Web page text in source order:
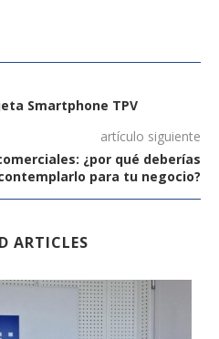
Smartphone TPV
artículo siguiente
¿por qué deberías
para tu negocio?
ARTICLES